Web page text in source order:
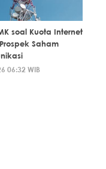
soal Kuota Internet
Saham
06:32 WIB